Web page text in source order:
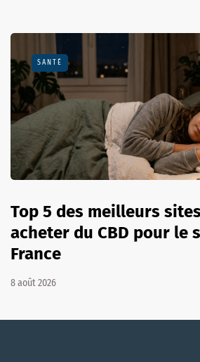
SANTÉ
Top 5 des meilleurs
acheter du CBD pour le
France
8 août 2026